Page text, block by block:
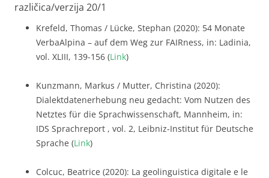
različica/verzija 20/1
Krefeld, Thomas / Lücke, Stephan (2020): 54 Monate
VerbaAlpina – auf dem Weg zur FAIRness, in: Ladinia,
vol. XLIII, 139-156 (Link)
Kunzmann, Markus / Mutter, Christina (2020):
Dialektdatenerhebung neu gedacht: Vom Nutzen des
Netztes für die Sprachwissenschaft, Mannheim, in:
IDS Sprachreport , vol. 2, Leibniz-Institut für Deutsche
Sprache (Link)
Colcuc, Beatrice (2020): La geolinguistica digitale e le